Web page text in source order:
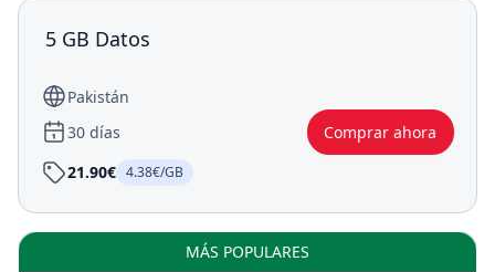
5 GB Datos
Pakistán
30 días
Comprar ahora
21.90€ 4.38€/GB
MÁS POPULARES